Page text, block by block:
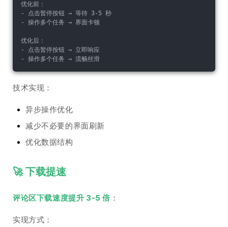
优化前：
- 点击暂停按钮 → 等待 3-5 秒
- 操作多个任务 → 界面卡顿
优化后：
- 点击暂停按钮 → 立即响应
- 操作多个任务 → 流畅丝滑
技术实现：
异步操作优化
减少不必要的界面刷新
优化数据结构
🚀 下载提速
评论区下载速度提升 3-5 倍 ：
实现方式：